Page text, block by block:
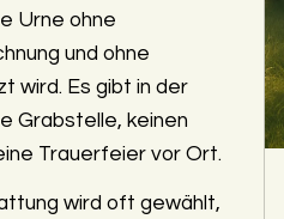
Urne ohne
und ohne
wird. Es gibt in der
Grabstelle, keinen
Trauerfeier vor Ort.
wird oft gewählt,